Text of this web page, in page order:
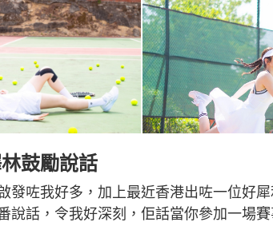
鼓勵說話
發咗我好多，加上最近香港出咗一位好
說話，令我好深刻，佢話當你參加一場